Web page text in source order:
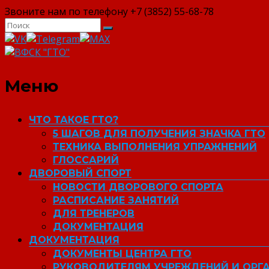
Звоните нам по телефону +7 (3852) 55-68-78
ВФСК "ГТО"
Меню
ЧТО ТАКОЕ ГТО?
5 ШАГОВ ДЛЯ ПОЛУЧЕНИЯ ЗНАЧКА ГТО
ТЕХНИКА ВЫПОЛНЕНИЯ УПРАЖНЕНИЙ
ГЛОССАРИЙ
ДВОРОВЫЙ СПОРТ
НОВОСТИ ДВОРОВОГО СПОРТА
РАСПИСАНИЕ ЗАНЯТИЙ
ДЛЯ ТРЕНЕРОВ
ДОКУМЕНТАЦИЯ
ДОКУМЕНТАЦИЯ
ДОКУМЕНТЫ ЦЕНТРА ГТО